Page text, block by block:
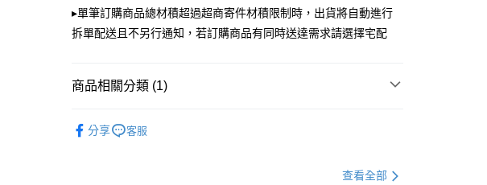
消。如遇「轉專審核」未通過狀況，表示未達大哥付你分期系統評分，恕
無法說明評估內容。
醒簡訊。
2.透過簡訊連結打開帳單後，可選擇「超商條碼／台灣大直營門市／銀行轉
【注意事項】
款買賣價金債權讓與本公司後，依約使用本公司帳單繳交帳款。
全家取貨付款
每筆NT$100，滿NT$900(含以上)免運費
每筆NT$100，滿NT$700(含以上)免運費
每筆NT$100，滿NT$900(含以上)免運費
▸單筆訂購商品總材積超過超商寄件材積限制時，出貨將自動進行
拆單配送且不另行通知，若訂購商品有同時送達需求請選擇宅配
商品相關分類 (1)
分享
客服
查看全部